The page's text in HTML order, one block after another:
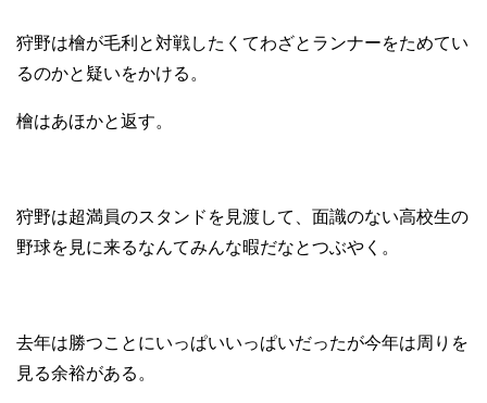
狩野は檜が毛利と対戦したくてわざとランナーをためてい
るのかと疑いをかける。
檜はあほかと返す。
狩野は超満員のスタンドを見渡して、面識のない高校生の
野球を見に来るなんてみんな暇だなとつぶやく。
去年は勝つことにいっぱいいっぱいだったが今年は周りを
見る余裕がある。